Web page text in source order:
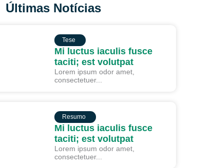
Últimas Notícias
Tese
Mi luctus iaculis fusce
taciti; est volutpat
Lorem ipsum odor amet,
consectetuer...
Resumo
Mi luctus iaculis fusce
taciti; est volutpat
Lorem ipsum odor amet,
consectetuer...